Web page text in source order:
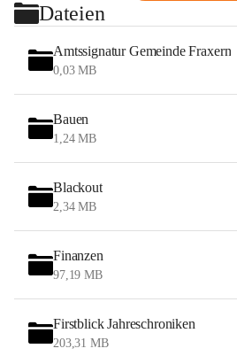
Dateien
Amtssignatur Gemeinde Fraxern
0,03 MB
Bauen
1,24 MB
Blackout
2,34 MB
Finanzen
97,19 MB
Firstblick Jahreschroniken
203,31 MB